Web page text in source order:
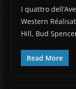
I quattro
Western
Hill, Bud
Read More